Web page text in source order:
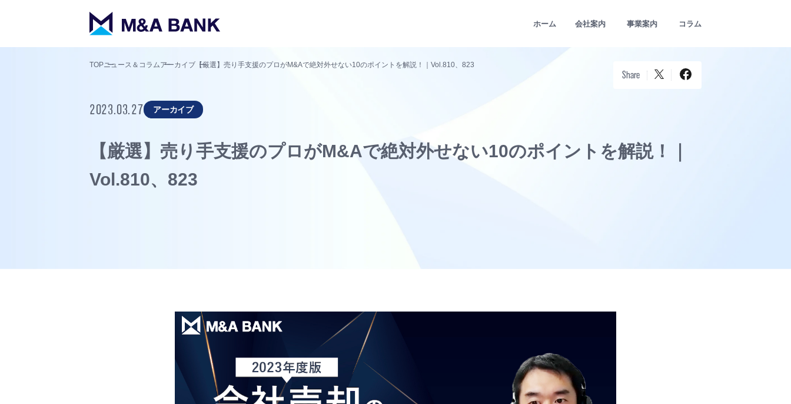
ホーム 会社案内 事業案内 コラム
TOPニュース＆コラムアーカイブ 【厳選】売り手支援のプロがM&Aで絶対外せない10のポイントを解説！｜Vol.810、823
Share
2023.03.27 アーカイブ
【厳選】売り手支援のプロがM&Aで絶対外せない10のポイントを解説！｜
Vol.810、823